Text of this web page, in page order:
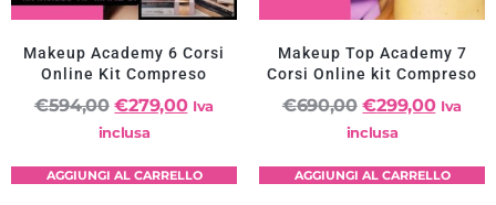
Makeup Academy 6 Corsi
Online Kit Compreso
€594,00 €279,00 Iva
inclusa
AGGIUNGI AL CARRELLO
Makeup Top Academy 7
Corsi Online kit Compreso
€690,00 €299,00 Iva
inclusa
AGGIUNGI AL CARRELLO